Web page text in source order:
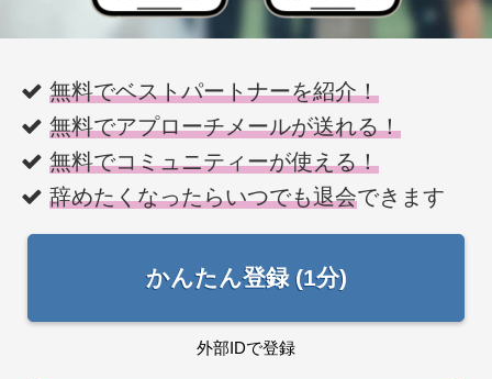
無料でベストパートナーを紹介！
無料でアプローチメールが送れる！
無料でコミュニティーが使える！
辞めたくなったらいつでも退会できます
かんたん登録 (1分)
外部IDで登録